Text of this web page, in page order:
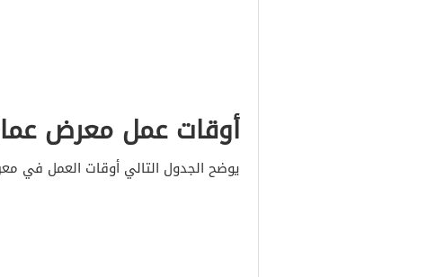
أوقات عمل معرض
يوضح الجدول التالي أوقات العمل في